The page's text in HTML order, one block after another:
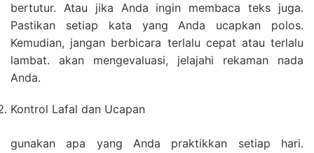
bertutur. Atau jika Anda ingin membaca teks juga.
Pastikan setiap kata yang Anda ucapkan polos.
Kemudian, jangan berbicara terlalu cepat atau terlalu
lambat. akan mengevaluasi, jelajahi rekaman nada
Anda.
Kontrol Lafal dan Ucapan
gunakan apa yang Anda praktikkan setiap hari.